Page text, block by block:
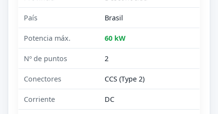
País Brasil
Potencia máx. 60 kW
Nº de puntos 2
Conectores CCS (Type 2)
Corriente DC